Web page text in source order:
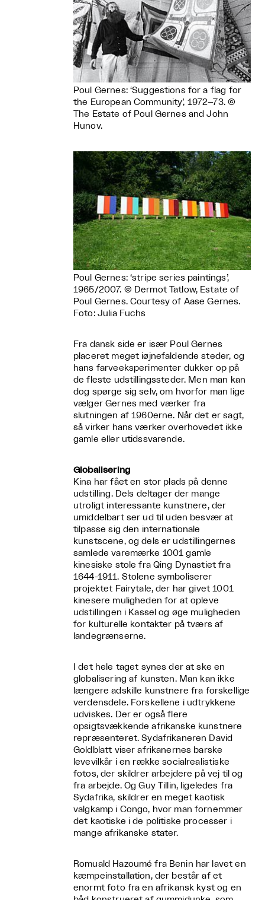
Poul Gernes: ‘Suggestions for a flag for
the European Community’, 1972–73. ©
The Estate of Poul Gernes and John
Hunov.
Poul Gernes: ‘stripe series paintings’,
1965/2007. © Dermot Tatlow, Estate of
Poul Gernes. Courtesy of Aase Gernes.
Foto: Julia Fuchs
Fra dansk side er især Poul Gernes
placeret meget iøjnefaldende steder, og
hans farveeksperimenter dukker op på
de fleste udstillingssteder. Men man kan
dog spørge sig selv, om hvorfor man lige
vælger Gernes med værker fra
slutningen af 1960erne. Når det er sagt,
så virker hans værker overhovedet ikke
gamle eller utidssvarende.
Globalisering
Kina har fået en stor plads på denne
udstilling. Dels deltager der mange
utroligt interessante kunstnere, der
umiddelbart ser ud til uden besvær at
tilpasse sig den internationale
kunstscene, og dels er udstillingernes
samlede varemærke 1001 gamle
kinesiske stole fra Qing Dynastiet fra
1644-1911. Stolene symboliserer
projektet Fairytale, der har givet 1001
kinesere muligheden for at opleve
udstillingen i Kassel og øge muligheden
for kulturelle kontakter på tværs af
landegrænserne.
I det hele taget synes der at ske en
globalisering af kunsten. Man kan ikke
længere adskille kunstnere fra forskellige
verdensdele. Forskellene i udtrykkene
udviskes. Der er også flere
opsigtsvækkende afrikanske kunstnere
repræsenteret. Sydafrikaneren David
Goldblatt viser afrikanernes barske
levevilkår i en række socialrealistiske
fotos, der skildrer arbejdere på vej til og
fra arbejde. Og Guy Tillin, ligeledes fra
Sydafrika, skildrer en meget kaotisk
valgkamp i Congo, hvor man fornemmer
det kaotiske i de politiske processer i
mange afrikanske stater.
Romuald Hazoumé fra Benin har lavet en
kæmpeinstallation, der består af et
enormt foto fra en afrikansk kyst og en